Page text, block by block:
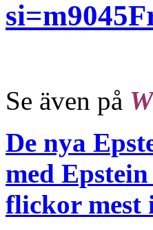
Se även på
De nya
med
flickor mest